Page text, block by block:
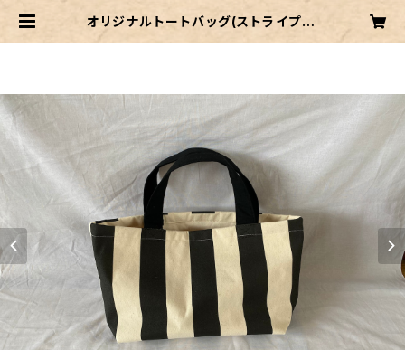
オリジナルトートバッグ(ストライプ) |